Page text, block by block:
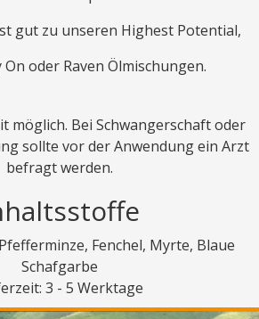
gut zu unseren Highest Potential,
On oder Raven Ölmischungen.
möglich. Bei Schwangerschaft oder
sollte vor der Anwendung ein Arzt
befragt werden.
Fenchel, Myrte, Blaue
Schafgarbe
3 - 5 Werktage